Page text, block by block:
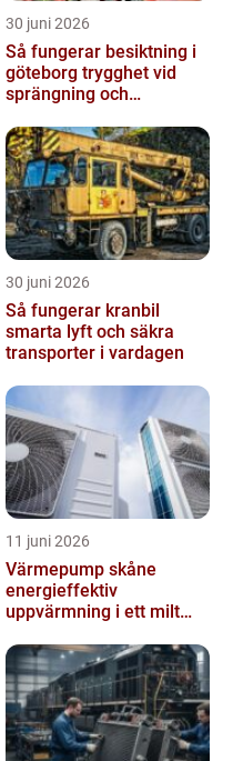
30 juni 2026
Så fungerar besiktning i
göteborg trygghet vid
sprängning och
30 juni 2026
Så fungerar kranbil
smarta lyft och säkra
transporter i vardagen
11 juni 2026
Värmepump skåne
energieffektiv
uppvärmning i ett milt